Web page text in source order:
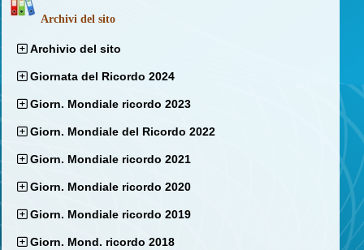
Archivi del sito
Archivio del sito
Giornata del Ricordo 2024
Giorn. Mondiale ricordo 2023
Giorn. Mondiale del Ricordo 2022
Giorn. Mondiale ricordo 2021
Giorn. Mondiale ricordo 2020
Giorn. Mondiale ricordo 2019
Giorn. Mond. ricordo 2018